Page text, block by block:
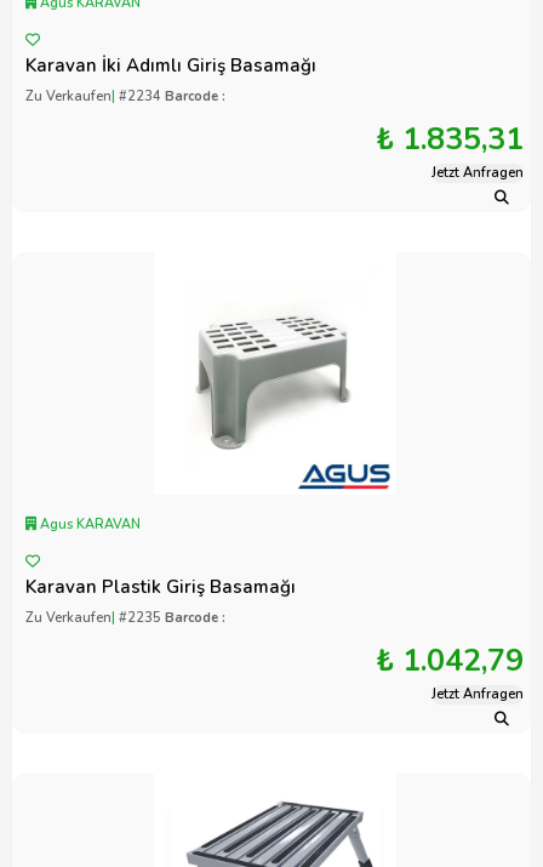
Karavan İki Adımlı Giriş Basamağı
Zu Verkaufen| #2234 Barcode :
₺ 1.835,31
Jetzt Anfragen
Agus KARAVAN
Karavan Plastik Giriş Basamağı
Zu Verkaufen| #2235 Barcode :
₺ 1.042,79
Jetzt Anfragen